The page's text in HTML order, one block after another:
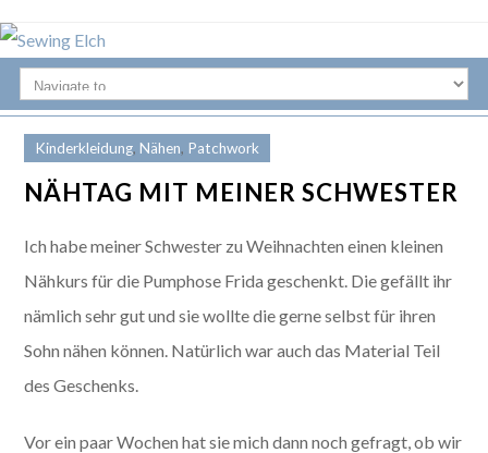
Kinderkleidung,Nähen, Patchwork
NÄHTAG MIT MEINER SCHWESTER
Ich habe meiner Schwester zu Weihnachten einen kleinen
Nähkurs für die Pumphose Frida geschenkt. Die gefällt ihr
nämlich sehr gut und sie wollte die gerne selbst für ihren
Sohn nähen können. Natürlich war auch das Material Teil
des Geschenks.
Vor ein paar Wochen hat sie mich dann noch gefragt, ob wir